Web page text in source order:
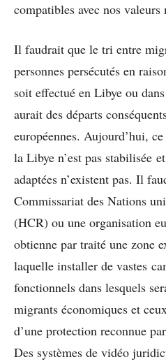
compatibles avec nos valeurs
Il faudrait que le tri entre
personnes persécutés en
soit effectué en Libye ou
aurait des départs
européennes. Aujourd’hui,
la Libye n’est pas stabilisée
adaptées n’existent pas. Il
Commissariat des Nations
(HCR) ou une organisation
obtienne par traité une zone
laquelle installer de vastes
fonctionnels dans lesquels
migrants économiques et
d’une protection reconnue
Des systèmes de vidéo